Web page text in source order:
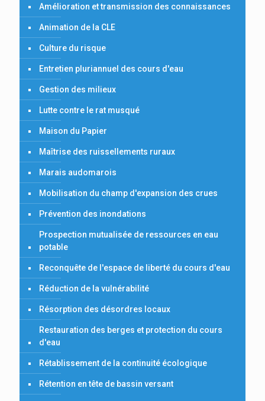
Amélioration et transmission des connaissances
Animation de la CLE
Culture du risque
Entretien pluriannuel des cours d'eau
Gestion des milieux
Lutte contre le rat musqué
Maison du Papier
Maîtrise des ruissellements ruraux
Marais audomarois
Mobilisation du champ d'expansion des crues
Prévention des inondations
Prospection mutualisée de ressources en eau
potable
Reconquête de l'espace de liberté du cours d'eau
Réduction de la vulnérabilité
Résorption des désordres locaux
Restauration des berges et protection du cours
d'eau
Rétablissement de la continuité écologique
Rétention en tête de bassin versant